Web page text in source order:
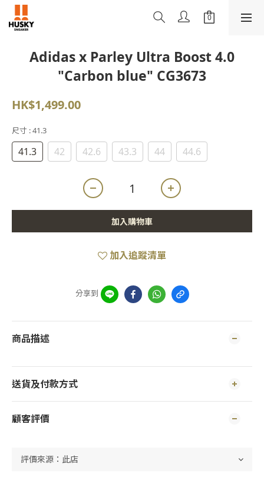
Adidas x Parley Ultra Boost 4.0
"Carbon blue" CG3673
HK$1,499.00
尺寸 : 41.3
41.3 42 42.6 43.3 44 44.6
加入購物車
加入追蹤清單
分享到
商品描述
送貨及付款方式
顧客評價